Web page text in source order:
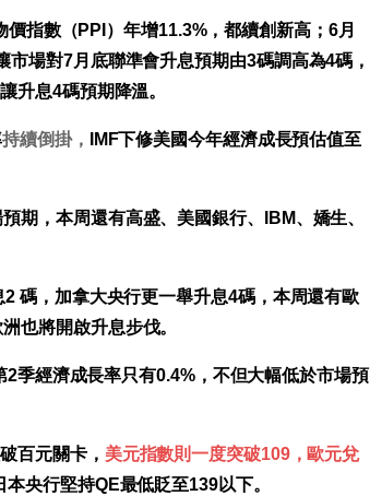
指數（PPI）年增11.3%，都續創新高；6月
場對7月底聯準會升息預期由3碼調高為4碼，
升息4碼預期降溫。
持續倒掛，
IMF下修美國今年經濟成長預估值至
期，本周還有高盛、美國銀行、IBM、嬌生、
碼，加拿大央行更一舉升息4碼，本周還有歐
也將開啟升息步伐。
季經濟成長率只有0.4%，不但大幅低於市場預
百元關卡， 美元指數則一度突破109，歐元兌
本央行堅持QE最低貶至139以下。